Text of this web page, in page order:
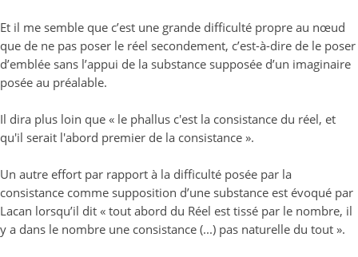
Et il me semble que c’est une grande difficulté propre au nœud
que de ne pas poser le réel secondement, c’est-à-dire de le poser
d’emblée sans l’appui de la substance supposée d’un imaginaire
posée au préalable.
Il dira plus loin que « le phallus c'est la consistance du réel, et
qu'il serait l'abord premier de la consistance ».
Un autre effort par rapport à la difficulté posée par la
consistance comme supposition d’une substance est évoqué par
Lacan lorsqu’il dit « tout abord du Réel est tissé par le nombre, il
y a dans le nombre une consistance (...) pas naturelle du tout ».